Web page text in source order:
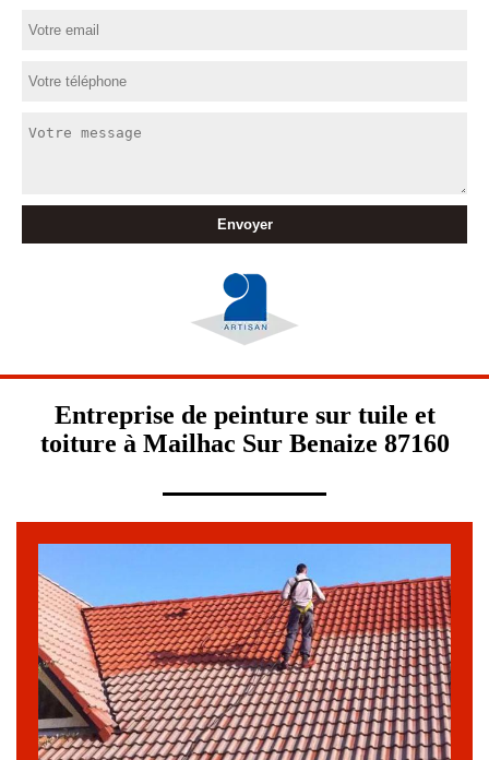
Entreprise de peinture sur tuile et
toiture à Mailhac Sur Benaize 87160